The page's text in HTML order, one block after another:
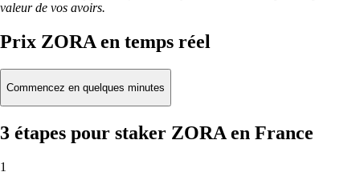
valeur de vos avoirs.
Prix ZORA en temps réel
Commencez en quelques minutes
3 étapes pour staker ZORA en France
1